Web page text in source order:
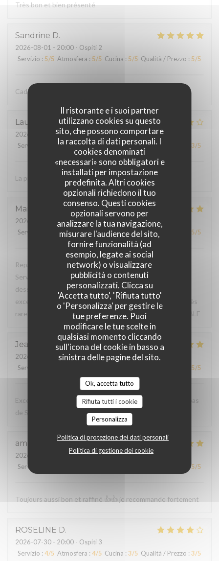
Il ristorante e i suoi partner
utilizzano cookies su questo
sito, che possono comportare
la raccolta di dati personali. I
cookies denominati
«necessari» sono obbligatori e
installati per impostazione
predefinita. Altri cookies
opzionali richiedono il tuo
consenso. Questi cookies
opzionali servono per
analizzare la tua navigazione,
misurare l'audience del sito,
fornire funzionalità (ad
esempio, legate ai social
network) o visualizzare
pubblicità o contenuti
personalizzati. Clicca su
'Accetta tutto', 'Rifiuta tutto'
o 'Personalizza' per gestire le
tue preferenze. Puoi
modificare le tue scelte in
qualsiasi momento cliccando
sull'icona del cookie in basso a
sinistra delle pagine del sito.
Ok, accetta tutto
Rifiuta tutti i cookie
Personalizza
Politica di protezione dei dati personali
Politica di gestione dei cookie
Très bon et bien présenté
Sandrine D
2026-08-01 - 20:00 - Ospiti 2
Servizio : 5/5 Atmosfera : 5/5 Cucina : 5/5 Qualità / Prezzo : 5/5
Cadre au top repas très fin
Laurent
2026-07-31
- 19:45 - Ospiti 3
Servizio
Atmosfera:4 /5 Cucina: 3 /5 Qualità / Prezzo 3/5
La présentation dans les assiettes
Martine
2026-07-30
- 12:15 - Ospiti 6
Servizio
Atmosfera: 5/5 Cucina:5/5 Qualità / Prezzo 5/5
Repas du jour excellent, très bon rapport qualité / prix.
Service à l'assiette super bien présentée de l'entrée au
dessert. Déjeuner en terrasse très agréable, service
excellent, à souligner serviettes de table en tissu (c'est très
rare de nos jours pour un menu du jour) TRES BONNE TABLE
Jean Marc F
2026-07-31
- 20:15 - Ospiti 3
Servizio
5/5
Excellent restaurant bénéficiant d’un cadre reposant à 2 pas
de ST ETIENNE
amaury
2026-07-31
- 12:45 - Ospiti 2
Servizio
5/5
Toujours aussi bon et raffiné 👍👍 je recommande fortement
ROSELINE D
2026-07-30 - 20:00 - Ospiti 3
Servizio : 4/5 Atmosfera : 4/5 Cucina : 3/5 Qualità / Prezzo : 3/5